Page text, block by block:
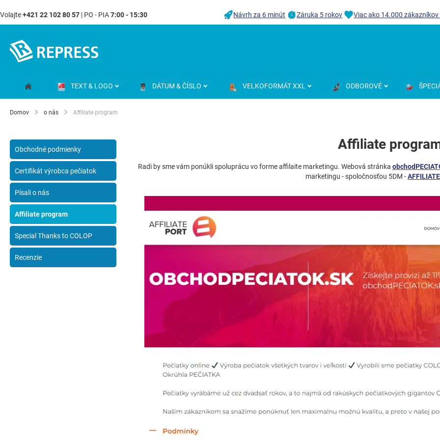
Volajte+421 22 102 80 57 | PO - PIA7:00 - 15:30 Návrh za 6 minút Záruka 5 rokov Viac ako 14.000
Content
TEXT & LOGO DÁTUM & ČÍSLO VELKOFORMÁT XXL ODBOROVÉ
Domov o nás Affiliate program
Affiliate
Radi by sme vám ponúkli spoluprácu vo forme affilaite marketingu. Webová stránka
marketingu - spoločnosťou 5DM -
Obchodné podmienky
Certifikát výrobca pečiatok
Písali o nás
Affiliate program
Special Thanks to COLOP
Recenzie